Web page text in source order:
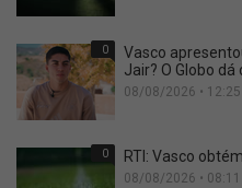
0
Vasco
Jair? O Globo dá
08/08/2026 • 12:25
0 RTI: Vasco
08/08/2026 • 08:11